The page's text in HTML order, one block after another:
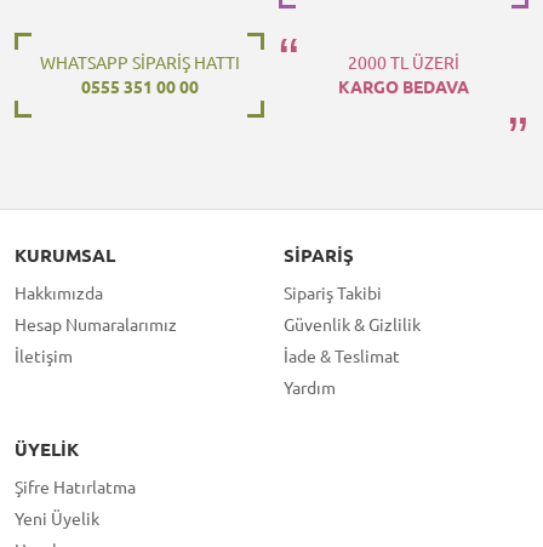
WHATSAPP SİPARİŞ HATTI
0555 351 00 00
2000 TL ÜZERİ
KARGO BEDAVA
KURUMSAL
Hakkımızda
Hesap Numaralarımız
İletişim
SIPARIŞ
Sipariş Takibi
Güvenlik & Gizlilik
İade & Teslimat
Yardım
ÜYELIK
Şifre Hatırlatma
Yeni Üyelik